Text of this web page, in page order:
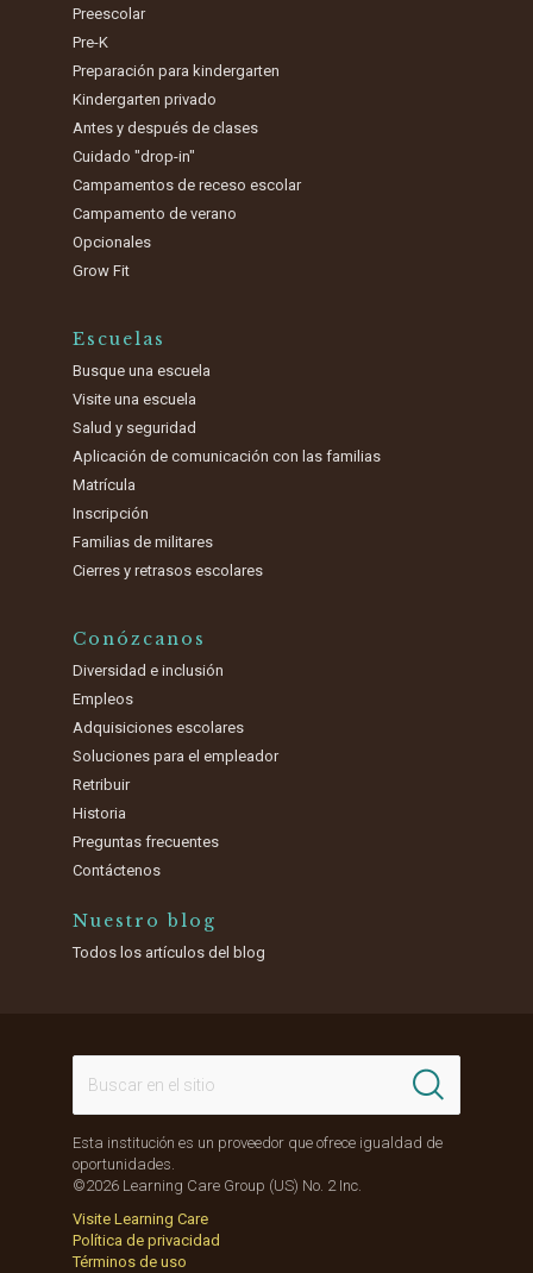
Preescolar
Pre-K
Preparación para kindergarten
Kindergarten privado
Antes y después de clases
Cuidado "drop-in"
Campamentos de receso escolar
Campamento de verano
Opcionales
Grow Fit
Escuelas
Busque una escuela
Visite una escuela
Salud y seguridad
Aplicación de comunicación con las familias
Matrícula
Inscripción
Familias de militares
Cierres y retrasos escolares
Conózcanos
Diversidad e inclusión
Empleos
Adquisiciones escolares
Soluciones para el empleador
Retribuir
Historia
Preguntas frecuentes
Contáctenos
Nuestro blog
Todos los artículos del blog
Esta institución es un proveedor que ofrece igualdad de
oportunidades.
©2026 Learning Care Group (US) No. 2 Inc.
Visite Learning Care
Política de privacidad
Términos de uso